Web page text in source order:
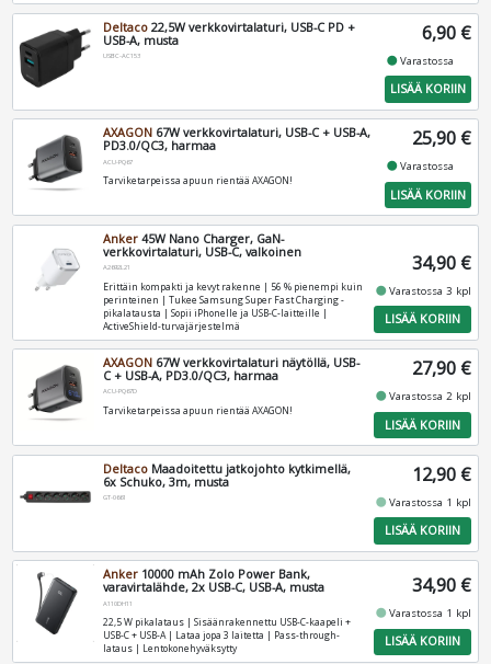
Deltaco 22,5W verkkovirtalaturi, USB-C PD +
USB-A, musta
USBC-AC153
6,90 €
fiber_manual_recordVarastossa
LISÄÄ KORIIN
AXAGON 67W verkkovirtalaturi, USB-C + USB-A,
PD3.0/QC3, harmaa
ACU-PQ67
Tarviketarpeissa apuun rientää AXAGON!
25,90 €
fiber_manual_recordVarastossa
LISÄÄ KORIIN
Anker 45W Nano Charger, GaN-
verkkovirtalaturi, USB-C, valkoinen
A2692L21
Erittäin kompakti ja kevyt rakenne | 56 % pienempi kuin
perinteinen | Tukee Samsung Super Fast Charging -
pikalatausta | Sopii iPhonelle ja USB-C-laitteille |
ActiveShield-turvajärjestelmä
34,90 €
fiber_manual_recordVarastossa 3 kpl
LISÄÄ KORIIN
AXAGON 67W verkkovirtalaturi näytöllä, USB-
C + USB-A, PD3.0/QC3, harmaa
ACU-PQ67D
Tarviketarpeissa apuun rientää AXAGON!
27,90 €
fiber_manual_recordVarastossa 2 kpl
LISÄÄ KORIIN
Deltaco Maadoitettu jatkojohto kytkimellä,
6x Schuko, 3m, musta
GT-0661
12,90 €
fiber_manual_recordVarastossa 1 kpl
LISÄÄ KORIIN
Anker 10000 mAh Zolo Power Bank,
varavirtalähde, 2x USB-C, USB-A, musta
A110DH11
22,5 W pikalataus | Sisäänrakennettu USB-C-kaapeli +
USB-C + USB-A | Lataa jopa 3 laitetta | Pass-through-
lataus | Lentokonehyväksytty
34,90 €
fiber_manual_recordVarastossa 1 kpl
LISÄÄ KORIIN